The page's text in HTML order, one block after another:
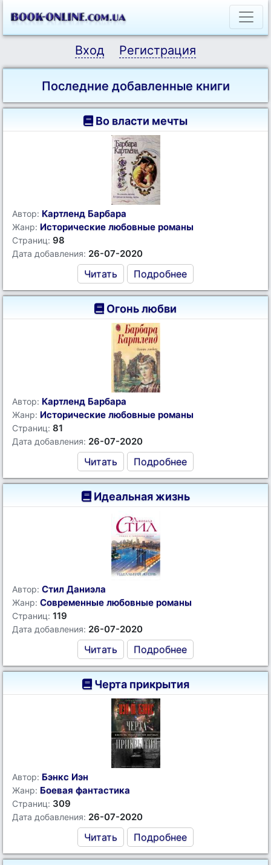
Вход Регистрация
Последние добавленные книги
Во власти мечты
Автор: Картленд Барбара
Жанр: Исторические любовные романы
Страниц: 98
Дата добавления: 26-07-2020
Читать Подробнее
Огонь любви
Автор: Картленд Барбара
Жанр: Исторические любовные романы
Страниц: 81
Дата добавления: 26-07-2020
Читать Подробнее
Идеальная жизнь
Автор: Стил Даниэла
Жанр: Современные любовные романы
Страниц: 119
Дата добавления: 26-07-2020
Читать Подробнее
Черта прикрытия
Автор: Бэнкс Иэн
Жанр: Боевая фантастика
Страниц: 309
Дата добавления: 26-07-2020
Читать Подробнее